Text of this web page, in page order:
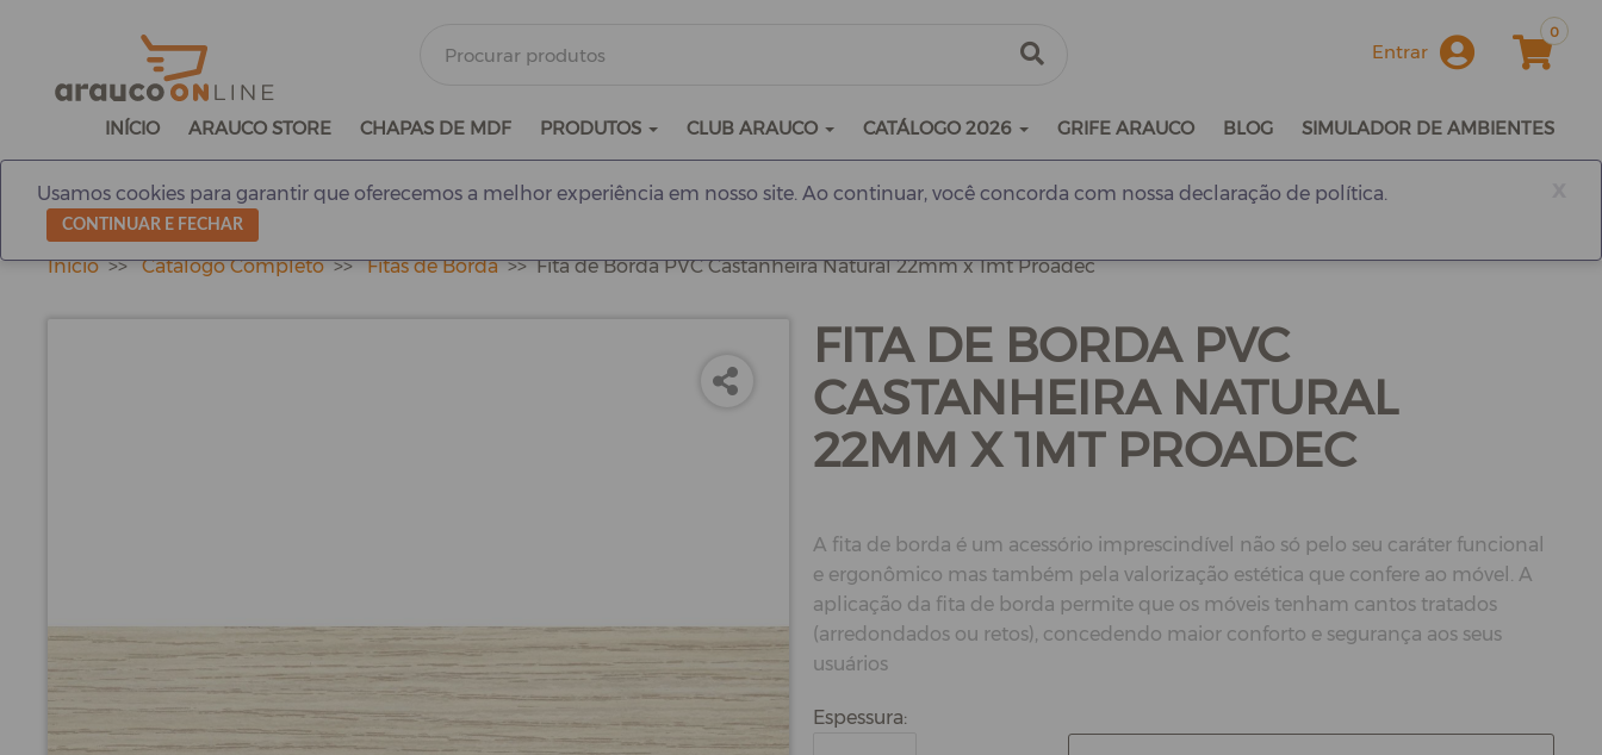
Entrar
0
INÍCIO ARAUCO STORE CHAPAS DE MDF PRODUTOS CLUB ARAUCO CATÁLOGO 2026 GRIFE ARAUCO BLOG SIMULADOR DE AMBIENTES
Usamos cookies para garantir que oferecemos a melhor experiência em nosso site. Ao continuar, você concorda com nossa declaração de política.
CONTINUAR E FECHAR
Início Catálogo Completo Fitas de Borda Fita de Borda PVC Castanheira Natural 22mm x 1mt Proadec
FITA DE BORDA PVC
CASTANHEIRA NATURAL
22MM X 1MT PROADEC
A fita de borda é um acessório imprescindível não só pelo seu caráter funcional
e ergonômico mas também pela valorização estética que confere ao móvel. A
aplicação da fita de borda permite que os móveis tenham cantos tratados
(arredondados ou retos), concedendo maior conforto e segurança aos seus
usuários
Espessura: